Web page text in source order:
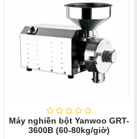
Máy nghiền bột Yanwoo GRT-
3600B (60-80kg/giờ)